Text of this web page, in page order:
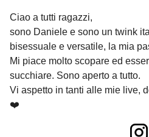
Ciao a tutti ragazzi,
sono Daniele e sono un twink
bisessuale e versatile, la mia
Mi piace molto scopare ed
succhiare. Sono aperto a tutto.
Vi aspetto in tanti alle mie live,
❤️